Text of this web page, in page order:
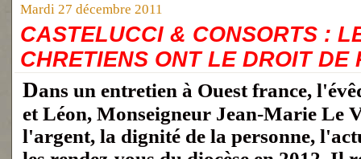
Mardi 27 décembre 2011
CASTELUCCI & CONSORTS :
CHRETIENS ONT LE DROIT DE
Dans un entretien à Ouest france, l'évêque de Quimper
et Léon, Monseigneur Jean-Marie Le
l'argent, la dignité de la personne,